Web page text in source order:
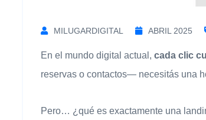
MILUGARDIGITAL ABRIL 2025
En el mundo digital actual, cada clic
reservas o contactos— necesitás una
Pero… ¿qué es exactamente una